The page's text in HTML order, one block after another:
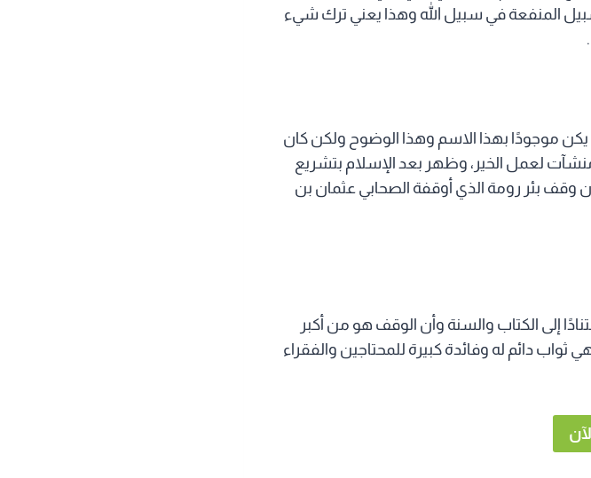
المنفعة في سبيل الله وهذا يعني ترك شيء
يكن موجودًا بهذا الاسم وهذا الوضوح ولكن كان
لعمل الخير، وظهر بعد الإسلام بتشريع
بئر رومة الذي أوقفة الصحابي عثمان بن
إلى الكتاب والسنة وأن الوقف هو من أكبر
دائم له وفائدة كبيرة للمحتاجين والفقراء